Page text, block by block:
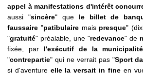
appel à manifestations d'intérêt
aussi "sincère" quele billet de
faussaire "patibulairemais presque"
"gratuité" préalable, une "redevance" de
fixée, par l'exécutif de la municipalité
"contrepartie" qui ne verrait pas "Sport
si d'aventure elle la versait in fineen